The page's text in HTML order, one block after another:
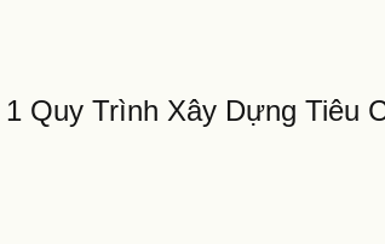
Quy Trình Xây Dựng Tiêu